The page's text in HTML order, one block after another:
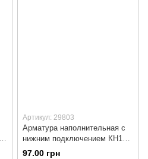
Артикул: 29803
Арматура наполнительная с
нижним подключением КН1
KronoPlast
97.00 грн